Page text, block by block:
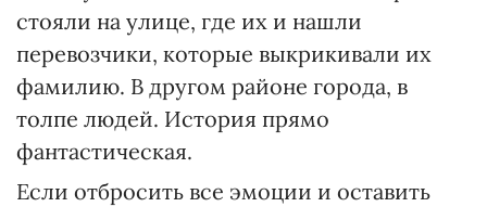
стояли на улице, где их и нашли
перевозчики, которые выкрикивали их
фамилию. В другом районе города, в
толпе людей. История прямо
фантастическая.
Если отбросить все эмоции и оставить